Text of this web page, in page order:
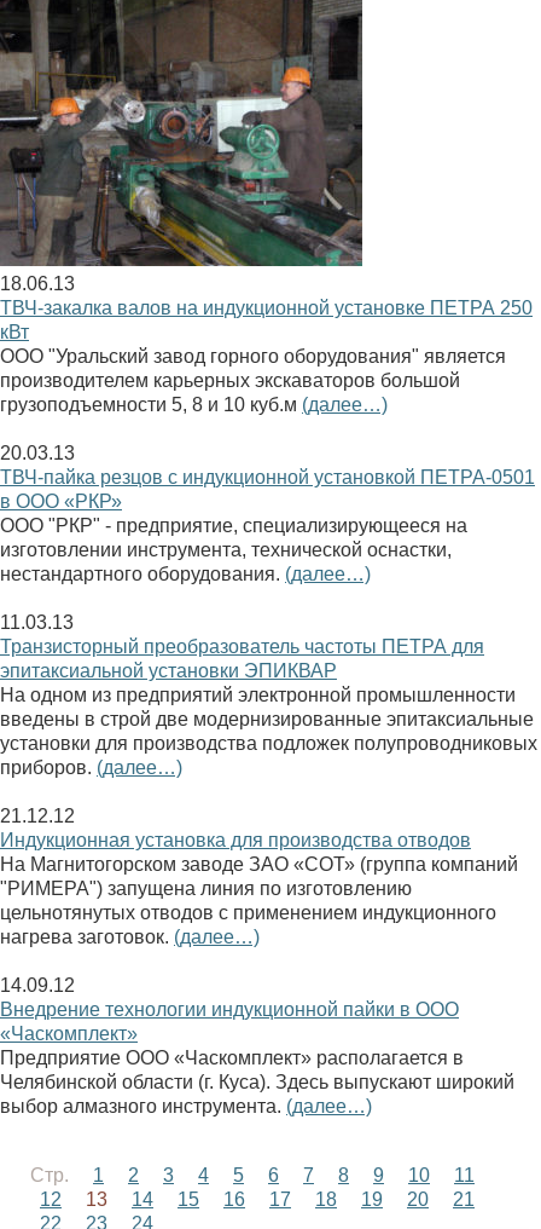
18.06.13
ТВЧ-закалка валов на индукционной установке ПЕТРА 250
кВт
ООО "Уральский завод горного оборудования" является
производителем карьерных экскаваторов большой
грузоподъемности 5, 8 и 10 куб.м (далее…)
20.03.13
ТВЧ-пайка резцов с индукционной установкой ПЕТРА-0501
в ООО «РКР»
ООО "РКР" - предприятие, специализирующееся на
изготовлении инструмента, технической оснастки,
нестандартного оборудования. (далее…)
11.03.13
Транзисторный преобразователь частоты ПЕТРА для
эпитаксиальной установки ЭПИКВАР
На одном из предприятий электронной промышленности
введены в строй две модернизированные эпитаксиальные
установки для производства подложек полупроводниковых
приборов. (далее…)
21.12.12
Индукционная установка для производства отводов
На Магнитогорском заводе ЗАО «СОТ» (группа компаний
"РИМЕРА") запущена линия по изготовлению
цельнотянутых отводов с применением индукционного
нагрева заготовок. (далее…)
14.09.12
Внедрение технологии индукционной пайки в ООО
«Часкомплект»
Предприятие ООО «Часкомплект» располагается в
Челябинской области (г. Куса). Здесь выпускают широкий
выбор алмазного инструмента. (далее…)
Стр. 1 2 3 4 5 6 7 8 9 10
11
12
13 14 15 16 17 18 19 20
21
22
23 24